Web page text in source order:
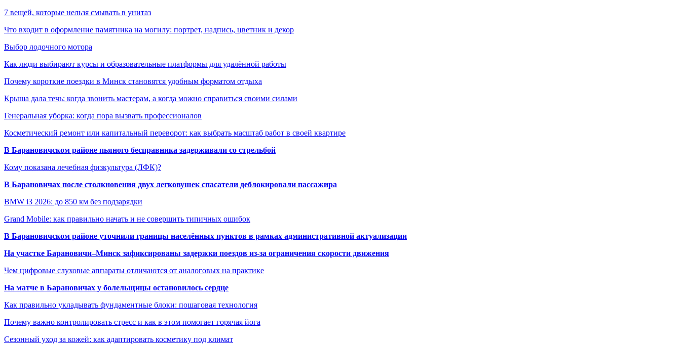
7 вещей, которые нельзя смывать в унитаз
Что входит в оформление памятника на могилу: портрет, надпись, цветник и декор
Выбор лодочного мотора
Как люди выбирают курсы и образовательные платформы для удалённой работы
Почему короткие поездки в Минск становятся удобным форматом отдыха
Крыша дала течь: когда звонить мастерам, а когда можно справиться своими силами
Генеральная уборка: когда пора вызвать профессионалов
Косметический ремонт или капитальный переворот: как выбрать масштаб работ в своей квартире
В Барановичском районе пьяного бесправника задерживали со стрельбой
Кому показана лечебная физкультура (ЛФК)?
В Барановичах после столкновения двух легковушек спасатели деблокировали пассажира
BMW i3 2026: до 850 км без подзарядки
Grand Mobile: как правильно начать и не совершить типичных ошибок
В Барановичском районе уточнили границы населённых пунктов в рамках административной актуализации
На участке Барановичи–Минск зафиксированы задержки поездов из-за ограничения скорости движения
Чем цифровые слуховые аппараты отличаются от аналоговых на практике
На матче в Барановичах у болельщицы остановилось сердце
Как правильно укладывать фундаментные блоки: пошаговая технология
Почему важно контролировать стресс и как в этом помогает горячая йога
Сезонный уход за кожей: как адаптировать косметику под климат